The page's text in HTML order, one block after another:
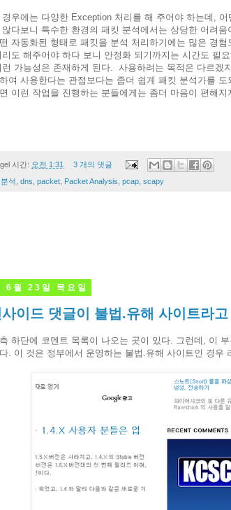
경우에는 다양한 Exception 처리를 해 주어야 하는데,
다보니 특수한 환경의 패킷 분석에서는 상당한 어려
자동화된 형태로 패킷을 분석 처리하기에는 많은 경
도 해주어야 하다 보니 안정화 되기까지는 시간도 필
런 가능성은 존재하게 된다. 사용하려는 목적은 다르겠
여 사용한다는 관점보다는 좀더 쉽게 패킷 분석가를
이런 작업을 진행하는 분들에게는 좀더 마음이 편해지
시간: 오전 1:31 3 개의 댓글
석 dns packet Packet Analysis pcap scapy
6월 23일 목요일
이드 댓글이 불법.유해 사이트라
하단에 코멘트 목록이 나오는 곳이 있다. 그런데, 이
. 이 것은 정부에서 운영하는 불법.유해 사이트인 경우